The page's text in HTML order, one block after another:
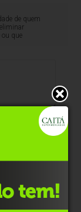
de quem
que
restantes.